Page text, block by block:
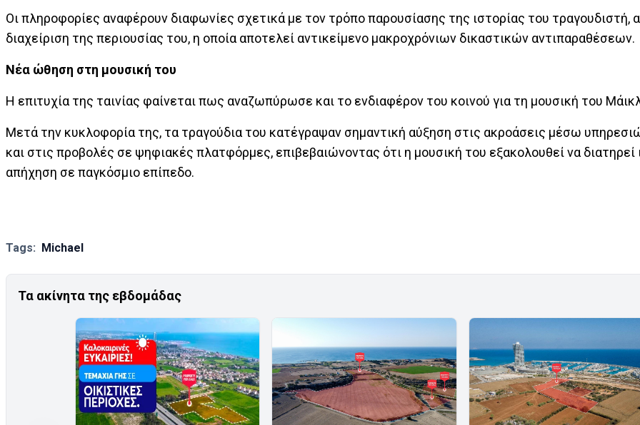
Οι πληροφορίες αναφέρουν διαφωνίες σχετικά με τον τρόπο παρουσίασης της ιστορίας του τραγουδιστή,
διαχείριση της περιουσίας του, η οποία αποτελεί αντικείμενο μακροχρόνιων δικαστικών αντιπαραθέσεων.
Νέα ώθηση στη μουσική του
Η επιτυχία της ταινίας φαίνεται πως αναζωπύρωσε και το ενδιαφέρον του κοινού για τη μουσική του
Μετά την κυκλοφορία της, τα τραγούδια του κατέγραψαν σημαντική αύξηση στις ακροάσεις μέσω
και στις προβολές σε ψηφιακές πλατφόρμες, επιβεβαιώνοντας ότι η μουσική του εξακολουθεί να διατηρεί
απήχηση σε παγκόσμιο επίπεδο.
Tags: Michael
Τα ακίνητα της εβδομάδας